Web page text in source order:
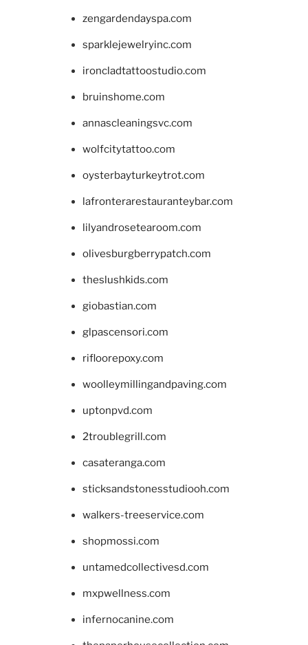
zengardendayspa.com
sparklejewelryinc.com
ironcladtattoostudio.com
bruinshome.com
annascleaningsvc.com
wolfcitytattoo.com
oysterbayturkeytrot.com
lafronterarestauranteybar.com
lilyandrosetearoom.com
olivesburgberrypatch.com
theslushkids.com
giobastian.com
glpascensori.com
rifloorepoxy.com
woolleymillingandpaving.com
uptonpvd.com
2troublegrill.com
casateranga.com
sticksandstonesstudiooh.com
walkers-treeservice.com
shopmossi.com
untamedcollectivesd.com
mxpwellness.com
infernocanine.com